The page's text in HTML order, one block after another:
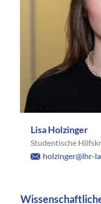
Lisa Holzinger
Studentische
holzinger@lhr-